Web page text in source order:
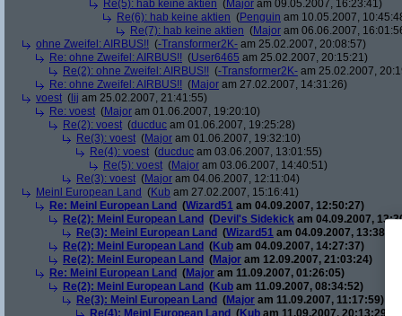
Re(5): hab keine aktien (Major am 09.05.2007, 16:23:41)
Re(6): hab keine aktien (Penguin am 10.05.2007,
Re(7): hab keine aktien (Major am 06.06.2007,
ohne Zweifel: AIRBUS!! (-Transformer2K- am 25.02.2007, 20:08:57)
Re: ohne Zweifel: AIRBUS!! (User6465 am 25.02.2007, 20:15:21)
Re(2): ohne Zweifel: AIRBUS!! (-Transformer2K- am 25.02.2007,
Re: ohne Zweifel: AIRBUS!! (Major am 27.02.2007, 14:31:26)
voest ( lij am 25.02.2007, 21:41:55)
Re: voest (Major am 01.06.2007, 19:20:10)
Re(2): voest (ducduc am 01.06.2007, 19:25:28)
Re(3): voest (Major am 01.06.2007, 19:32:10)
Re(4): voest (ducduc am 03.06.2007, 13:01:55)
Re(5): voest (Major am 03.06.2007, 14:40:51)
Re(3): voest (Major am 04.06.2007, 12:11:04)
Meinl European Land (Kub am 27.02.2007, 15:16:41)
Re: Meinl European Land (Wizard51 am 04.09.2007, 12:50:27)
Re(2): Meinl European Land (Devil's Sidekick am 04.09.2007,
Re(3): Meinl European Land (Wizard51 am 04.09.2007,
Re(2): Meinl European Land (Kub am 04.09.2007, 14:27:37)
Re(2): Meinl European Land (Major am 12.09.2007, 21:03:24)
Re: Meinl European Land (Major am 11.09.2007, 01:26:05)
Re(2): Meinl European Land (Kub am 11.09.2007, 08:34:52)
Re(3): Meinl European Land (Major am 11.09.2007, 11:17:59)
Re(4): Meinl European Land (Kub am 11.09.2007, 20:13:29)